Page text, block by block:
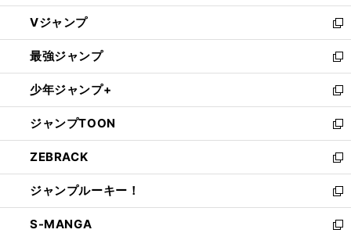
ウ
ィ
ン
ド
ウ
で
開
く
し
い
ウ
ィ
ン
ド
ウ
で
開
く
Vジャンプ
新
し
い
ウ
ィ
ン
ド
ウ
で
開
く
最強ジャンプ
新
し
い
ウ
ィ
ン
ド
ウ
で
開
く
少年ジャンプ+
新
し
い
ウ
ィ
ン
ド
ウ
で
ジャンプTOON
新
し
い
ウ
ィ
ン
ド
ZEBRACK
新
し
い
ウ
ィ
ジャンプルーキー！
新
し
い
S-MANGA
新